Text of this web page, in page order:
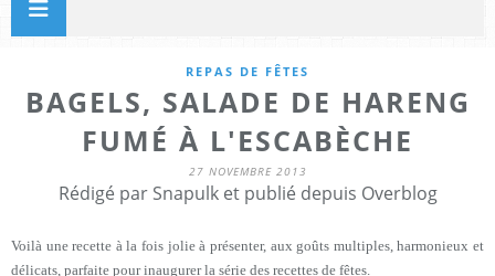
REPAS DE FÊTES
BAGELS, SALADE DE HARENG
FUMÉ À L'ESCABÈCHE
27 NOVEMBRE 2013
Rédigé par Snapulk et publié depuis Overblog
Voilà une recette à la fois jolie à présenter, aux goûts multiples, harmonieux et
délicats, parfaite pour inaugurer la série des recettes de fêtes.